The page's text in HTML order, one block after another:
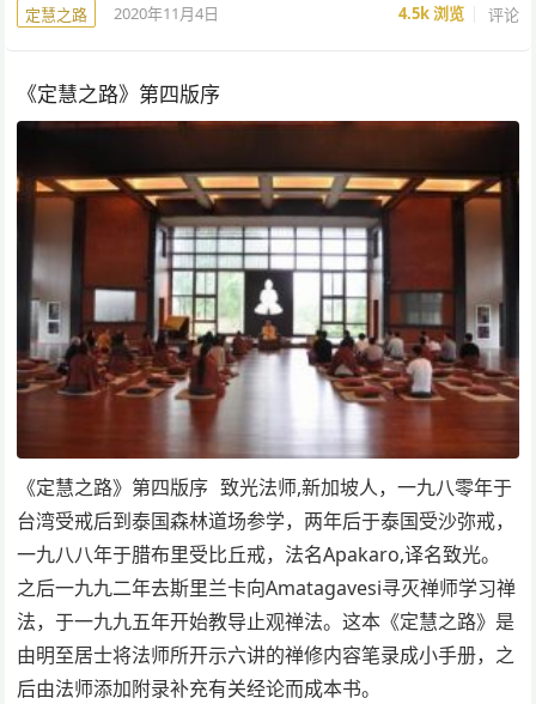
定慧之路 2020年11月4日 4.5k浏览 评论
《定慧之路》第四版序
《定慧之路》第四版序 致光法师,新加坡人，一九八零年于
台湾受戒后到泰国森林道场参学，两年后于泰国受沙弥戒，
一九八八年于腊布里受比丘戒，法名Apakaro,译名致光。
之后一九九二年去斯里兰卡向Amatagavesi寻灭禅师学习禅
法，于一九九五年开始教导止观禅法。这本《定慧之路》是
由明至居士将法师所开示六讲的禅修内容笔录成小手册，之
后由法师添加附录补充有关经论而成本书。